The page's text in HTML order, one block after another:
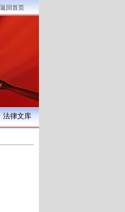
返回首页
法律文库